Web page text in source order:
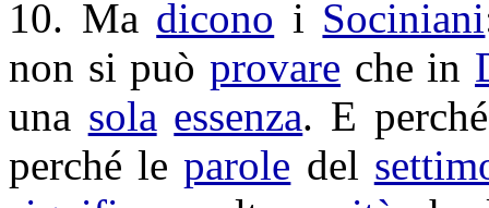
10. Ma dicono i Sociniani
non si puòprovare che in
una sola essenza. E
perché leparole del